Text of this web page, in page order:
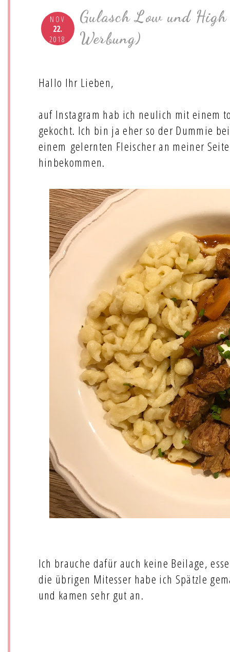
NOV
22.
2018
Gulasch Low und
Werbung)
Hallo Ihr Lieben,
auf Instagram hab ich neulich mit einem
gekocht. Ich bin ja eher so der Dummie
einem gelernten Fleischer an meiner
hinbekommen.
Ich brauche dafür auch keine Beilage,
die übrigen Mitesser habe ich Spätzle
und kamen sehr gut an.